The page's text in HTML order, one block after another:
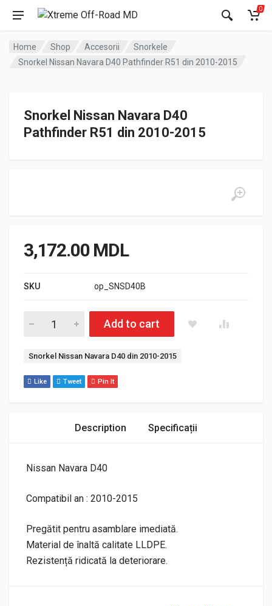
0
Home Shop Accesorii
Snorkele
Snorkel Nissan Navara D40 Pathfinder R51 din 2010-2015
Snorkel Nissan Navara D40
Pathfinder R51 din 2010-2015
3,172.00 MDL
SKU op_SNSD40B
Cantitate Snorkel Nissan Navara D40 Pathfinder R51 din 2010-
Add to cart
Etichetă:
Snorkel Nissan Navara D40 din 2010-2015
Like Tweet Pin It
Description Specificații
Nissan Navara D40
Compatibil an : 2010-2015
Pregătit pentru asamblare imediată.
Material de înaltă calitate LLDPE.
Rezistență ridicată la deteriorare.